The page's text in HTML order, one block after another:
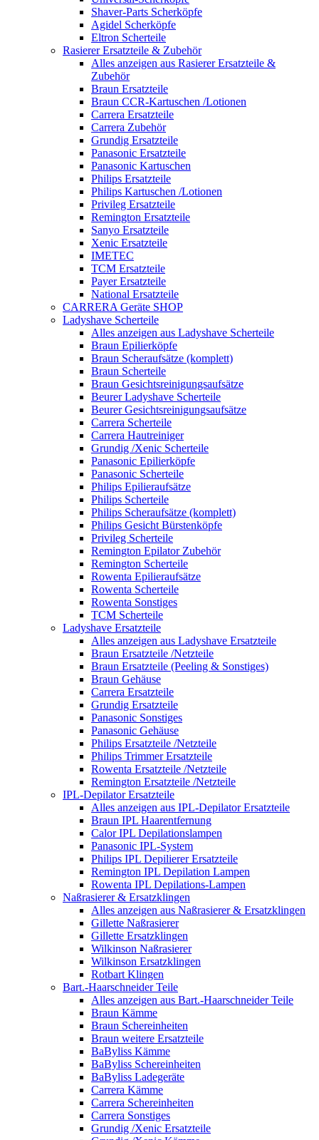
Shaver-Parts Scherköpfe
Agidel Scherköpfe
Eltron Scherteile
Rasierer Ersatzteile & Zubehör
Alles anzeigen aus Rasierer Ersatzteile &
Zubehör
Braun Ersatzteile
Braun CCR-Kartuschen /Lotionen
Carrera Ersatzteile
Carrera Zubehör
Grundig Ersatzteile
Panasonic Ersatzteile
Panasonic Kartuschen
Philips Ersatzteile
Philips Kartuschen /Lotionen
Privileg Ersatzteile
Remington Ersatzteile
Sanyo Ersatzteile
Xenic Ersatzteile
IMETEC
TCM Ersatzteile
Payer Ersatzteile
National Ersatzteile
CARRERA Geräte SHOP
Ladyshave Scherteile
Alles anzeigen aus Ladyshave Scherteile
Braun Epilierköpfe
Braun Scheraufsätze (komplett)
Braun Scherteile
Braun Gesichtsreinigungsaufsätze
Beurer Ladyshave Scherteile
Beurer Gesichtsreinigungsaufsätze
Carrera Scherteile
Carrera Hautreiniger
Grundig /Xenic Scherteile
Panasonic Epilierköpfe
Panasonic Scherteile
Philips Epilieraufsätze
Philips Scherteile
Philips Scheraufsätze (komplett)
Philips Gesicht Bürstenköpfe
Privileg Scherteile
Remington Epilator Zubehör
Remington Scherteile
Rowenta Epilieraufsätze
Rowenta Scherteile
Rowenta Sonstiges
TCM Scherteile
Ladyshave Ersatzteile
Alles anzeigen aus Ladyshave Ersatzteile
Braun Ersatzteile /Netzteile
Braun Ersatzteile (Peeling & Sonstiges)
Braun Gehäuse
Carrera Ersatzteile
Grundig Ersatzteile
Panasonic Sonstiges
Panasonic Gehäuse
Philips Ersatzteile /Netzteile
Philips Trimmer Ersatzteile
Rowenta Ersatzteile /Netzteile
Remington Ersatzteile /Netzteile
IPL-Depilator Ersatzteile
Alles anzeigen aus IPL-Depilator Ersatzteile
Braun IPL Haarentfernung
Calor IPL Depilationslampen
Panasonic IPL-System
Philips IPL Depilierer Ersatzteile
Remington IPL Depilation Lampen
Rowenta IPL Depilations-Lampen
Naßrasierer & Ersatzklingen
Alles anzeigen aus Naßrasierer & Ersatzklingen
Gillette Naßrasierer
Gillette Ersatzklingen
Wilkinson Naßrasierer
Wilkinson Ersatzklingen
Rotbart Klingen
Bart.-Haarschneider Teile
Alles anzeigen aus Bart.-Haarschneider Teile
Braun Kämme
Braun Schereinheiten
Braun weitere Ersatzteile
BaByliss Kämme
BaByliss Schereinheiten
BaByliss Ladegeräte
Carrera Kämme
Carrera Schereinheiten
Carrera Sonstiges
Grundig /Xenic Ersatzteile